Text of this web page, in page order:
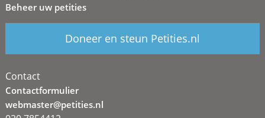
Beheer uw petities
Doneer en steun Petities.nl
Contact
Contactformulier
webmaster@petities.nl